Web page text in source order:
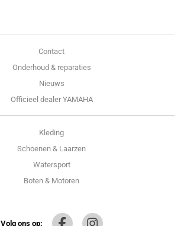
Contact
Onderhoud & reparaties
Nieuws
Officieel dealer YAMAHA
Kleding
Schoenen & Laarzen
Watersport
Boten & Motoren
Volg ons op: